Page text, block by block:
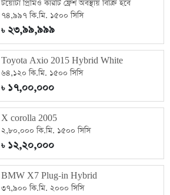
টয়োটা প্রিমিও কারটি ফ্রেশ অবস্থায় বিক্রি হবে
৭৪,৯৯৭ কি.মি. ১৫০০ সিসি
৳২৩,৯৯,৯৯৯
Toyota Axio 2015 Hybrid White
৬৪,১২০ কি.মি. ১৫০০ সিসি
৳১৭,০০,০০০
X corolla 2005
২,৮০,০০০ কি.মি. ১৫০০ সিসি
৳১২,২০,০০০
BMW X7 Plug-in Hybrid
৩৭,৯০০ কি.মি. ২০০০ সিসি